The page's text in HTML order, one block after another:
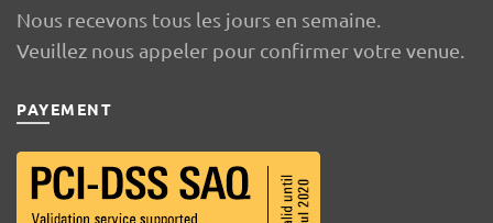
Nous recevons tous les jours en semaine.
Veuillez nous appeler pour confirmer votre venue.
PAYEMENT